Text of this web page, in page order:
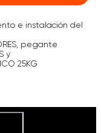
e instalación del
pegante
y
25KG